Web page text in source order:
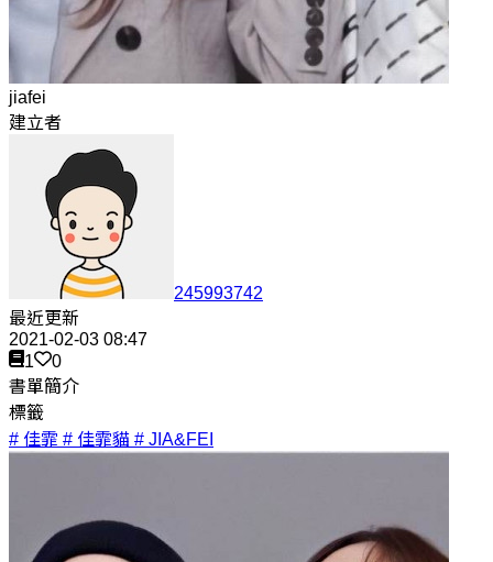
jiafei
建立者
245993742
最近更新
2021-02-03 08:47
1
0
書單簡介
標籤
# 佳霏 # 佳霏貓 # JIA&FEI